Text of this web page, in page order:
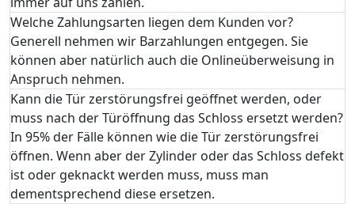
Welche Zahlungsarten liegen dem Kunden vor?
Generell nehmen wir Barzahlungen entgegen. Sie
können aber natürlich auch die Onlineüberweisung in
Anspruch nehmen.
Kann die Tür zerstörungsfrei geöffnet werden, oder
muss nach der Türöffnung das Schloss ersetzt werden?
In 95% der Fälle können wie die Tür zerstörungsfrei
öffnen. Wenn aber der Zylinder oder das Schloss defekt
ist oder geknackt werden muss, muss man
dementsprechend diese ersetzen.